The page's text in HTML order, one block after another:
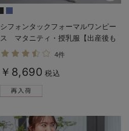
シフォンタックフォーマルワンピー
ス マタニティ・授乳服【出産後も
長く使える】
4件
￥8,690 税込